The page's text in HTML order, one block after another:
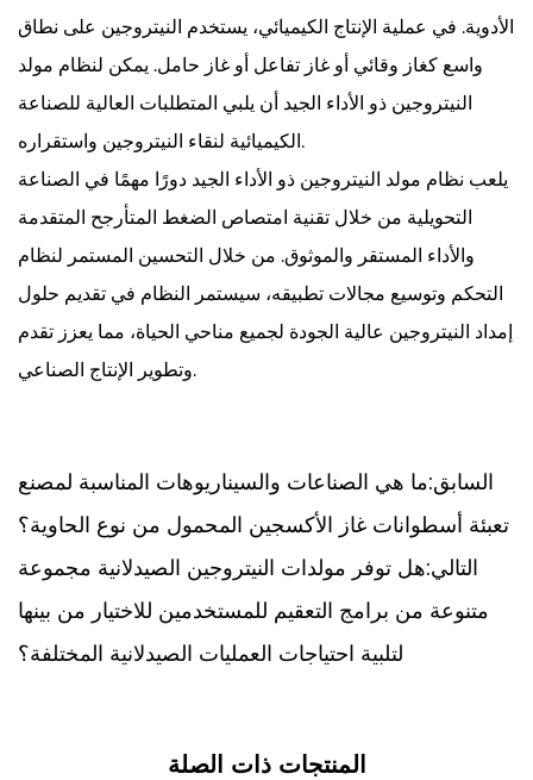
الأدوية. في عملية الإنتاج الكيميائي، يستخدم النيتروجين على نطاق
واسع كغاز وقائي أو غاز تفاعل أو غاز حامل. يمكن لنظام مولد
النيتروجين ذو الأداء الجيد أن يلبي المتطلبات العالية للصناعة
الكيميائية لنقاء النيتروجين واستقراره.
يلعب نظام مولد النيتروجين ذو الأداء الجيد دورًا مهمًا في الصناعة
التحويلية من خلال تقنية امتصاص الضغط المتأرجح المتقدمة
والأداء المستقر والموثوق. من خلال التحسين المستمر لنظام
التحكم وتوسيع مجالات تطبيقه، سيستمر النظام في تقديم حلول
إمداد النيتروجين عالية الجودة لجميع مناحي الحياة، مما يعزز تقدم
وتطوير الإنتاج الصناعي.
السابق:ما هي الصناعات والسيناريوهات المناسبة لمصنع
تعبئة أسطوانات غاز الأكسجين المحمول من نوع الحاوية؟
التالي:هل توفر مولدات النيتروجين الصيدلانية مجموعة
متنوعة من برامج التعقيم للمستخدمين للاختيار من بينها
لتلبية احتياجات العمليات الصيدلانية المختلفة؟
المنتجات ذات الصلة